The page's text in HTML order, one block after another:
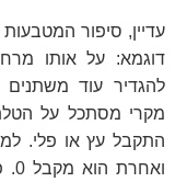
עדיין, סיפור המטבעות
X
דוגמא: על אותו
^{n}
להגדיר עוד משתנים
מקרי מסתכל על
התקבל עץ או פלי.
ואחרת הוא מקבל 0. פורמלית,